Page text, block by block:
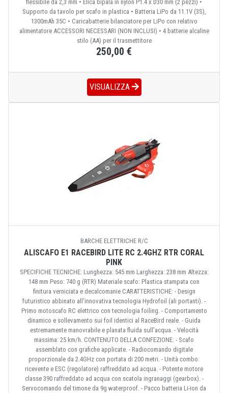
flessibile da 2,3 mm • Elica bipala in nylon P1.4 x D30 mm (2 pezzi) •
Supporto da tavolo per scafo in plastica • Batteria LiPo da 11.1V (3S),
1300mAh 35C • Caricabatterie bilanciatore per LiPo con relativo
alimentatore ACCESSORI NECESSARI (NON INCLUSI) • 4 batterie alcaline
stilo (AA) per il trasmettitore
250,00 €
VISUALIZZA
BARCHE ELETTRICHE R/C
ALISCAFO E1 RACEBIRD LITE RC 2.4GHZ RTR CORAL
PINK
SPECIFICHE TECNICHE: Lunghezza: 545 mm Larghezza: 238 mm Altezza:
148 mm Peso: 740 g (RTR) Materiale scafo: Plastica stampata con
finitura verniciata e decalcomanie CARATTERISTICHE: - Design
futuristico abbinato all'innovativa tecnologia Hydrofoil (ali portanti). -
Primo motoscafo RC elettrico con tecnologia foiling. - Comportamento
dinamico e sollevamento sui foil identici al RaceBird reale. - Guida
estremamente manovrabile e planata fluida sull'acqua. - Velocità
massima: 25 km/h. CONTENUTO DELLA CONFEZIONE: - Scafo
assemblato con grafiche applicate. - Radiocomando digitale
proporzionale da 2.4GHz con portata di 200 metri. - Unità combo:
ricevente e ESC (regolatore) raffreddato ad acqua. - Potente motore
classe 390 raffreddato ad acqua con scatola ingranaggi (gearbox). -
Servocomando del timone da 9g waterproof. - Pacco batteria Li-ion da